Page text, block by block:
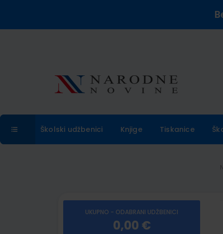
Školski udžbenici Knjige Tiskanice
UKUPNO - ODABRANI UDŽBENICI
0,00 €